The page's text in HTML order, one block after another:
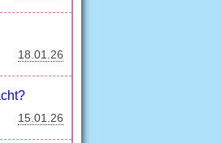
18.01.26
15.01.26